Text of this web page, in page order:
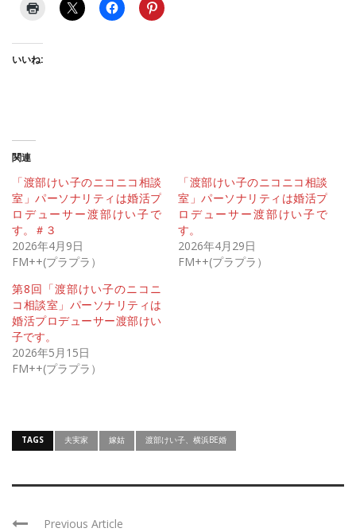
いいね:
関連
「渡部けい子のニコニコ相談
室」パーソナリティは婚活プ
ロデューサー渡部けい子で
す。＃３
2026年4月9日
FM++(プラプラ）
「渡部けい子のニコニコ相談
室」パーソナリティは婚活プ
ロデューサー渡部けい子で
す。
2026年4月29日
FM++(プラプラ）
第8回「渡部けい子のニコニ
コ相談室」パーソナリティは
婚活プロデューサー渡部けい
子です。
2026年5月15日
FM++(プラプラ）
TAGS 夫実家 嫁姑 渡部けい子、横浜BE婚
Previous Article